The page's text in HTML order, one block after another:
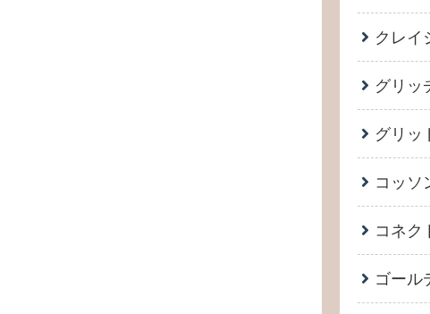
クレイ
グリッ
グリッ
コッソ
コネク
ゴール